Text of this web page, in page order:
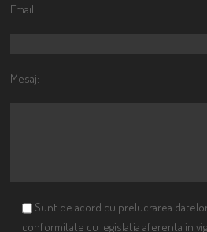
Email:
Mesaj:
Sunt de acord cu prelucrarea
conformitate cu legislatia aferenta in